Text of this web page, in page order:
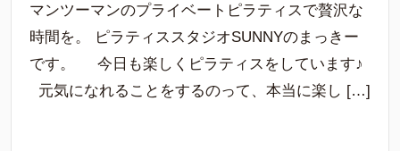
マンツーマンのプライベートピラティスで贅沢な
時間を。 ピラティススタジオSUNNYのまっきー
です。 今日も楽しくピラティスをしています♪
元気になれることをするのって、本当に楽し […]